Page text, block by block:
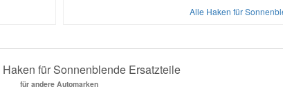
Alle Haken für
für Sonnenblende Ersatzteile
für andere Automarken